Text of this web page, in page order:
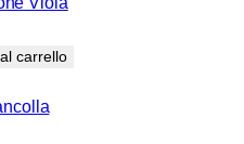
€ 5,00
€ 18,00
carrello